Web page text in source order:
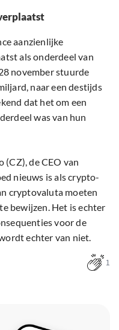
aanzienlijke
als onderdeel van
november stuurde
naar een destijds
dat het om een
was van hun
(CZ), de CEO van
nieuws is als crypto-
cryptovaluta moeten
bewijzen. Het is echter
voor de
echter van niet.
1